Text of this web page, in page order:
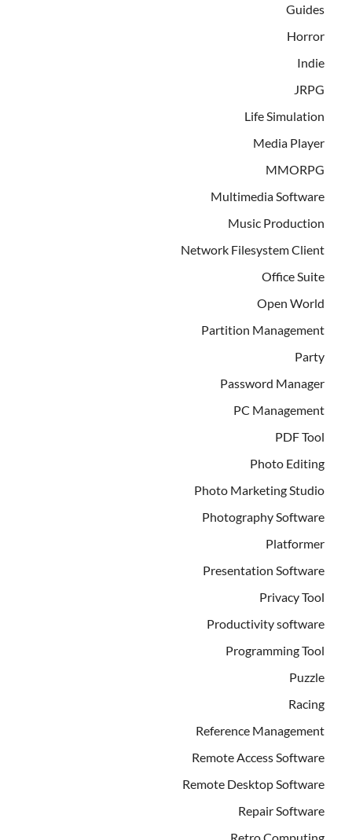
Guides
Horror
Indie
JRPG
Life Simulation
Media Player
MMORPG
Multimedia Software
Music Production
Network Filesystem Client
Office Suite
Open World
Partition Management
Party
Password Manager
PC Management
PDF Tool
Photo Editing
Photo Marketing Studio
Photography Software
Platformer
Presentation Software
Privacy Tool
Productivity software
Programming Tool
Puzzle
Racing
Reference Management
Remote Access Software
Remote Desktop Software
Repair Software